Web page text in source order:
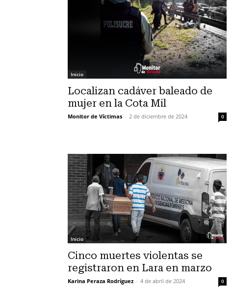
Inicio
Localizan cadáver baleado de
mujer en la Cota Mil
Monitor de Víctimas - 2 de diciembre de 2024 0
Inicio
Cinco muertes violentas se
registraron en Lara en marzo
Karina Peraza Rodríguez - 4 de abril de 2024 0